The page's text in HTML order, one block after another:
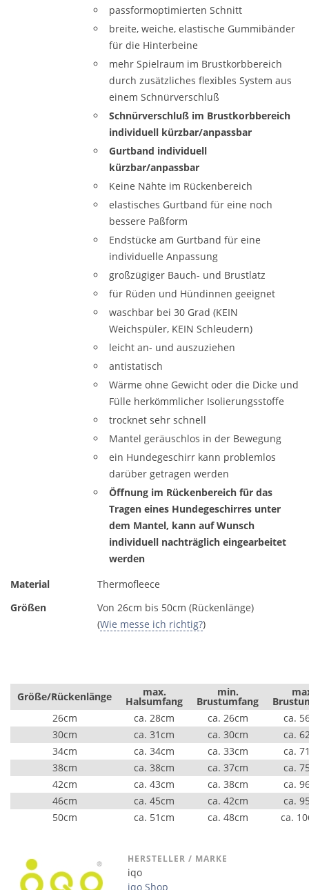
passformoptimierten Schnitt
breite, weiche, elastische Gummibänder
für die Hinterbeine
mehr Spielraum im Brustkorbbereich
durch zusätzliches flexibles System aus
einem Schnürverschluß
Schnürverschluß im Brustkorbbereich
individuell kürzbar/anpassbar
Gurtband individuell
kürzbar/anpassbar
Keine Nähte im Rückenbereich
elastisches Gurtband für eine noch
bessere Paßform
Endstücke am Gurtband für eine
individuelle Anpassung
großzügiger Bauch- und Brustlatz
für Rüden und Hündinnen geeignet
waschbar bei 30 Grad (KEIN
Weichspüler, KEIN Schleudern)
leicht an- und auszuziehen
antistatisch
Wärme ohne Gewicht oder die Dicke und
Fülle herkömmlicher Isolierungsstoffe
trocknet sehr schnell
Mantel geräuschlos in der Bewegung
ein Hundegeschirr kann problemlos
darüber getragen werden
Öffnung im Rückenbereich für das
Tragen eines Hundegeschirres unter
dem Mantel, kann auf Wunsch
individuell nachträglich eingearbeitet
werden
Material
Thermofleece
Größen
Von 26cm bis 50cm (Rückenlänge)
(Wie messe ich richtig?)
Größe/Rückenlänge max.
Halsumfang
min.
Brustumfang
26cm
ca. 28cm ca. 26cm
ca.
30cm
ca. 31cm ca. 30cm
ca.
34cm
ca. 34cm ca. 33cm
ca.
38cm
ca. 38cm ca. 37cm
ca.
42cm
ca. 43cm ca. 38cm
ca.
46cm
ca. 45cm ca. 42cm
ca.
50cm
ca. 51cm ca. 48cm ca.
HERSTELLER / MARKE
iqo
iqo Shop